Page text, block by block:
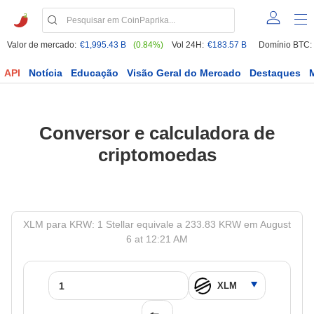
Valor de mercado: €1,995.43 B (0.84%) Vol 24H: €183.57 B Domínio BTC:
API Notícia Educação Visão Geral do Mercado Destaques
Conversor e calculadora de
criptomoedas
XLM para KRW: 1 Stellar equivale a 233.83 KRW em August
6 at 12:21 AM